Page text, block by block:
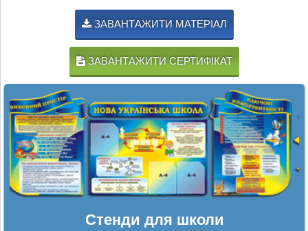
ЗАВАНТАЖИТИ МАТЕРІАЛ
ЗАВАНТАЖИТИ СЕРТИФІКАТ
Стенди для школи